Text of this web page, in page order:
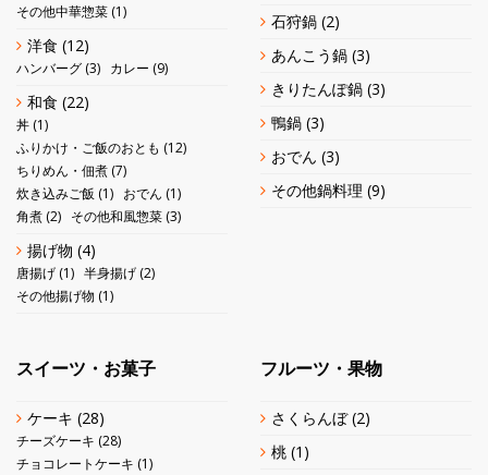
その他中華惣菜 (1)
洋食 (12)
ハンバーグ (3) カレー (9)
和食 (22)
丼 (1)
ふりかけ・ご飯のおとも (12)
ちりめん・佃煮 (7)
炊き込みご飯 (1) おでん (1)
角煮 (2) その他和風惣菜 (3)
揚げ物 (4)
唐揚げ (1) 半身揚げ (2)
その他揚げ物 (1)
石狩鍋 (2)
あんこう鍋 (3)
きりたんぽ鍋 (3)
鴨鍋 (3)
おでん (3)
その他鍋料理 (9)
スイーツ・お菓子
ケーキ (28)
チーズケーキ (28)
チョコレートケーキ (1)
フルーツ・果物
さくらんぼ(2)
桃 (1)